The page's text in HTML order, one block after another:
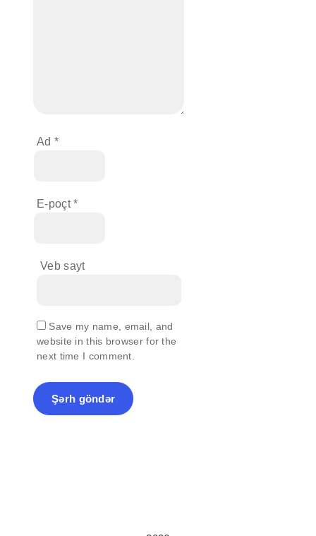
Ad *
E-poçt*
Veb sayt
Save my name, email, and
website in this browser for the
next time I comment.